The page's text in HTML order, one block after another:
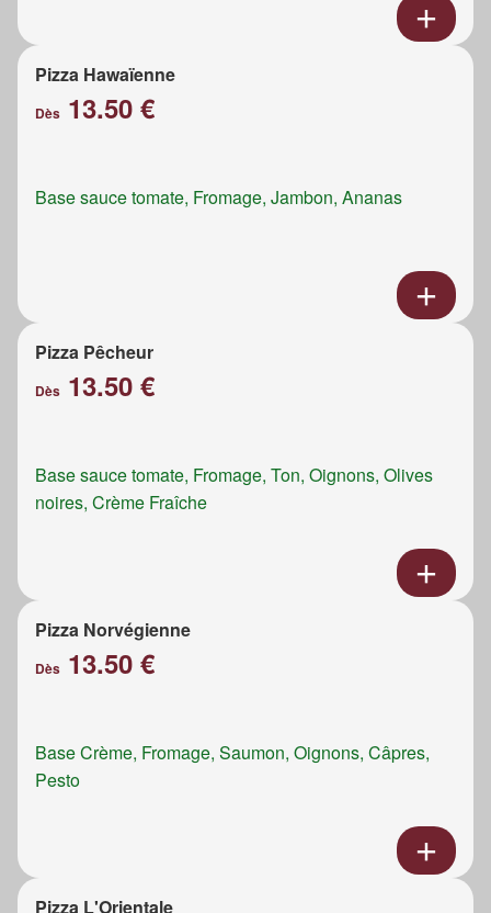
Pizza Hawaïenne
Dès 13.50 €
Base sauce tomate, Fromage, Jambon, Ananas
Pizza Pêcheur
Dès 13.50 €
Base sauce tomate, Fromage, Ton, Oignons, Olives
noires, Crème Fraîche
Pizza Norvégienne
Dès 13.50 €
Base Crème, Fromage, Saumon, Oignons, Câpres,
Pesto
Pizza L'Orientale